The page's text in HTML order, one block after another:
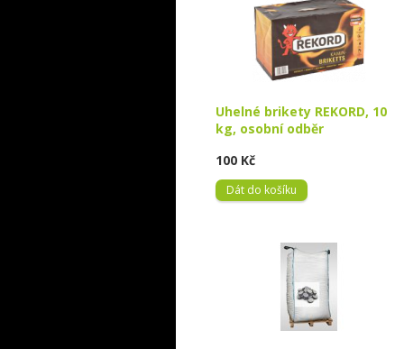
Uhelné brikety REKORD, 10
kg, osobní odběr
100 Kč
Dát do košíku